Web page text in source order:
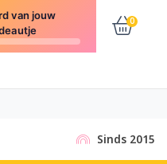
van jouw
0
Sinds 2015